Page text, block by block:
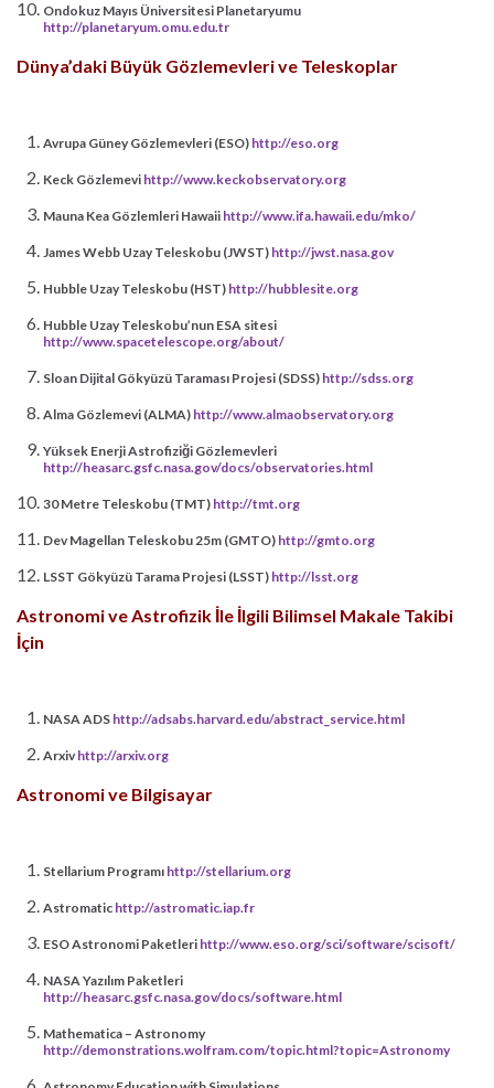
Ondokuz Mayıs Üniversitesi Planetaryumu
http://planetaryum.omu.edu.tr
Dünya’daki Büyük Gözlemevleri ve Teleskoplar
Avrupa Güney Gözlemevleri (ESO) http://eso.org
Keck Gözlemevi http://www.keckobservatory.org
Mauna Kea Gözlemleri Hawaii http://www.ifa.hawaii.edu/mko/
James Webb Uzay Teleskobu (JWST) http://jwst.nasa.gov
Hubble Uzay Teleskobu (HST) http://hubblesite.org
Hubble Uzay Teleskobu’nun ESA sitesi
http://www.spacetelescope.org/about/
Sloan Dijital Gökyüzü Taraması Projesi (SDSS) http://sdss.org
Alma Gözlemevi (ALMA) http://www.almaobservatory.org
Yüksek Enerji Astrofiziği Gözlemevleri
http://heasarc.gsfc.nasa.gov/docs/observatories.html
30 Metre Teleskobu (TMT) http://tmt.org
Dev Magellan Teleskobu 25m (GMTO) http://gmto.org
LSST Gökyüzü Tarama Projesi (LSST) http://lsst.org
Astronomi ve Astrofizik İle İlgili Bilimsel Makale Takibi
İçin
NASA ADS http://adsabs.harvard.edu/abstract_service.html
Arxiv http://arxiv.org
Astronomi ve Bilgisayar
Stellarium Programı http://stellarium.org
Astromatic http://astromatic.iap.fr
ESO Astronomi Paketleri http://www.eso.org/sci/software/scisoft/
NASA Yazılım Paketleri
http://heasarc.gsfc.nasa.gov/docs/software.html
Mathematica – Astronomy
http://demonstrations.wolfram.com/topic.html?topic=Astronomy